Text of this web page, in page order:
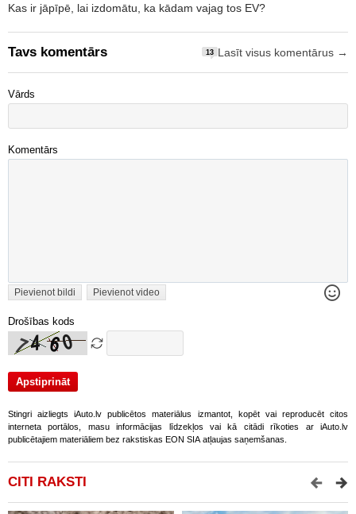
Kas ir jāpīpē, lai izdomātu, ka kādam vajag tos EV?
Tavs komentārs 13 Lasīt visus komentārus →
Vārds
Komentārs
Pievienot bildi Pievienot video
Drošības kods
Stingri aizliegts iAuto.lv publicētos materiālus izmantot, kopēt vai reproducēt citos
interneta portālos, masu informācijas līdzekļos vai kā citādi rīkoties ar iAuto.lv
publicētajiem materiāliem bez rakstiskas EON SIA atļaujas saņemšanas.
CITI RAKSTI